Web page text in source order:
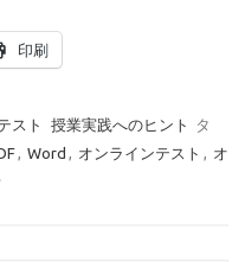
印刷
スト 授業実践へのヒント
タ
, Word , オンラインテスト , オ